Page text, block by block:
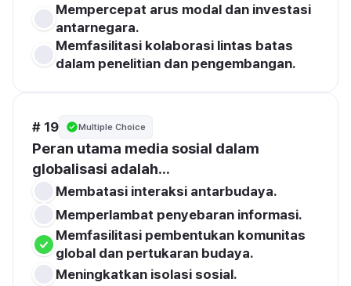
Mempercepat arus modal dan investasi
antarnegara.
Memfasilitasi kolaborasi lintas batas
dalam penelitian dan pengembangan.
# 19 Multiple Choice
Peran utama media sosial dalam
globalisasi adalah...
Membatasi interaksi antarbudaya.
Memperlambat penyebaran informasi.
Memfasilitasi pembentukan komunitas
global dan pertukaran budaya.
Meningkatkan isolasi sosial.